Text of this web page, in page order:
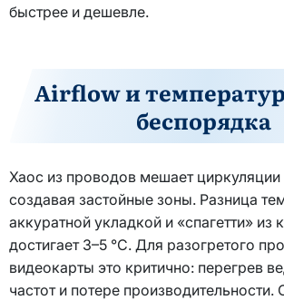
быстрее и дешевле.
Airflow и
беспорядка
Хаос из проводов мешает циркуляции
создавая застойные зоны. Разница
аккуратной укладкой и «спагетти» из
достигает 3–5 °C. Для разогретого
видеокарты это критично: перегрев
частот и потере